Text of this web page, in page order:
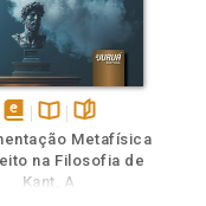
disponível
em
eBook
Disponível
na
B.V.
páginas
Metafísica
na Filosofia de
Kant, A